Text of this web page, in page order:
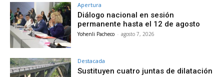
Apertura
Diálogo nacional en sesión
permanente hasta el 12 de agosto
Yohenli Pacheco - agosto 7, 2026
Destacada
Sustituyen cuatro juntas de dilatación